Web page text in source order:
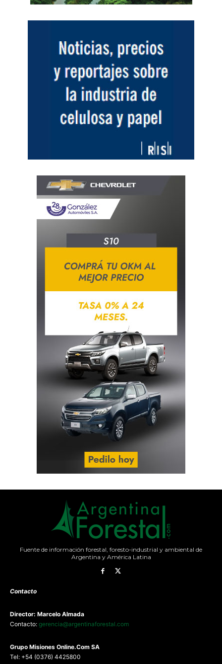
Fuente de información forestal, foresto-industrial y ambiental de
Argentina y América Latina
Contacto
Director: Marcelo Almada
Contacto: gerencia@argentinaforestal.com
Grupo Misiones Online.Com SA
Tel: +54 (0376) 4425800